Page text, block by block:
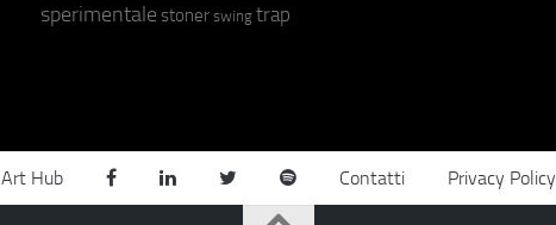
sperimentale stoner swing trap
Art Hub Contatti Privacy Policy